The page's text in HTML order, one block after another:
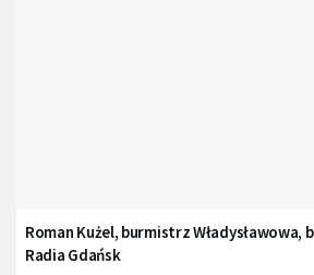
Roman Kużel, burmistrz Władysławowa,
Radia Gdańsk